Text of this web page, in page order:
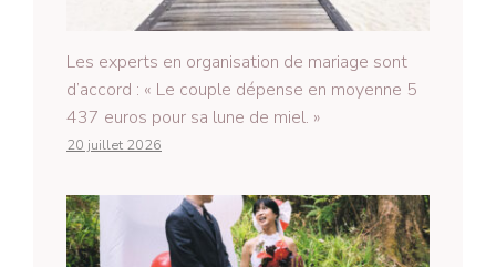
Les experts en organisation de mariage sont
d’accord : « Le couple dépense en moyenne 5
437 euros pour sa lune de miel. »
20 juillet 2026